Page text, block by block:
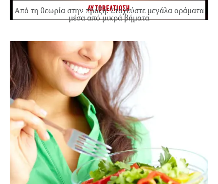
ΑΥΤΟΒΕΛΤΙΩΣΗ
Από τη θεωρία στην πράξη: Στοχεύστε μεγάλα οράματα
μέσα από μικρά βήματα